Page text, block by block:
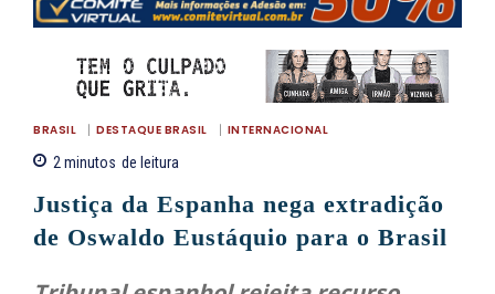
BRASIL DESTAQUE BRASIL INTERNACIONAL
2minutos de leitura
Justiça da Espanha nega extradição
de Oswaldo Eustáquio para o Brasil